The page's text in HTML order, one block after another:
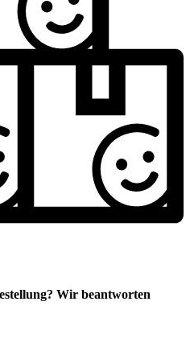
Wir beantworten